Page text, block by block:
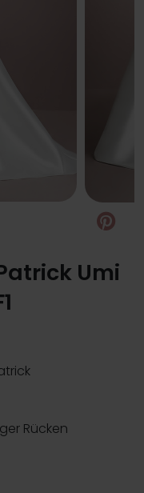
Umi
Rücken